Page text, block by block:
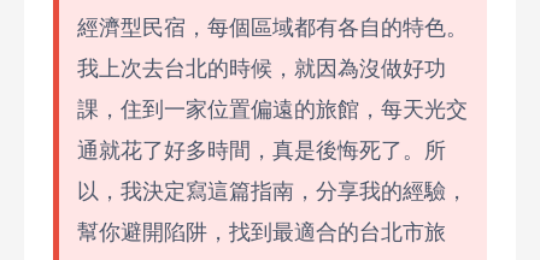
經濟型民宿，每個區域都有各自的特色。
我上次去台北的時候，就因為沒做好功
課，住到一家位置偏遠的旅館，每天光交
通就花了好多時間，真是後悔死了。所
以，我決定寫這篇指南，分享我的經驗，
幫你避開陷阱，找到最適合的台北市旅